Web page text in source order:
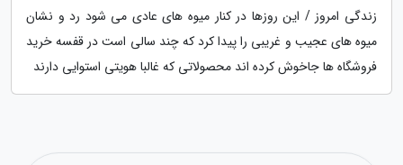
زندگی امروز / این روزها در کنار میوه های عادی می شود رد و نشان
میوه های عجیب و غریبی را پیدا کرد که چند سالی است در قفسه خرید
فروشگاه ها جاخوش کرده اند محصولاتی که غالبا هویتی استوایی دارند